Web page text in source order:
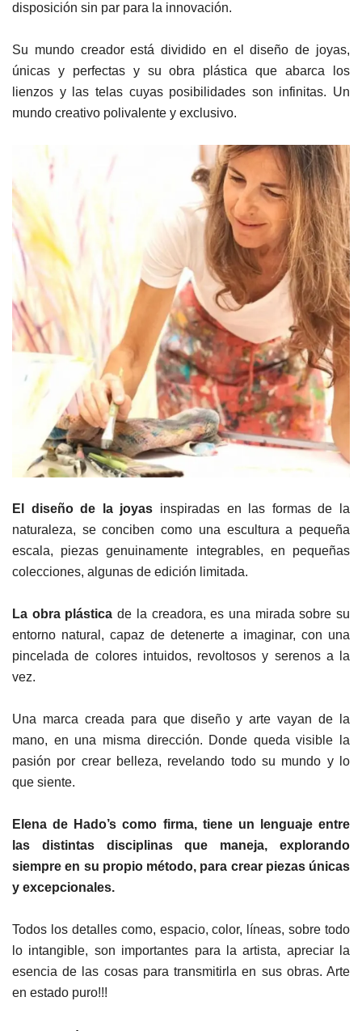
disposición sin par para la innovación.
Su mundo creador está dividido en el diseño de joyas,
únicas y perfectas y su obra plástica que abarca los
lienzos y las telas cuyas posibilidades son infinitas. Un
mundo creativo polivalente y exclusivo.
El diseño de la joyas inspiradas en las formas de la
naturaleza, se conciben como una escultura a pequeña
escala, piezas genuinamente integrables, en pequeñas
colecciones, algunas de edición limitada.
La obra plástica de la creadora, es una mirada sobre su
entorno natural, capaz de detenerte a imaginar, con una
pincelada de colores intuidos, revoltosos y serenos a la
vez.
Una marca creada para que diseño y arte vayan de la
mano, en una misma dirección. Donde queda visible la
pasión por crear belleza, revelando todo su mundo y lo
que siente.
Elena de Hado’s como firma, tiene un lenguaje entre
las distintas disciplinas que maneja, explorando
siempre en su propio método, para crear piezas únicas
y excepcionales.
Todos los detalles como, espacio, color, líneas, sobre todo
lo intangible, son importantes para la artista, apreciar la
esencia de las cosas para transmitirla en sus obras. Arte
en estado puro!!!